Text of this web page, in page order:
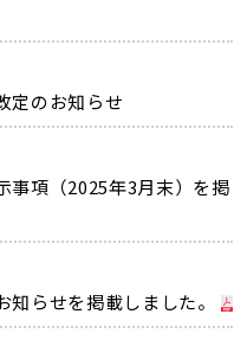
定のお知らせ
事項（2025年3月末）を掲
らせを掲載しました。